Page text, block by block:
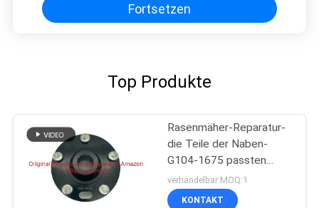
Fortsetzen
Top Produkte
Rasenmäher-Reparatur-
die Teile der Naben-
G104-1675 passten
Toro-Arbeiter-
Gebrauchsfahrzeug
verhandelbar MOQ:1
KONTAKT